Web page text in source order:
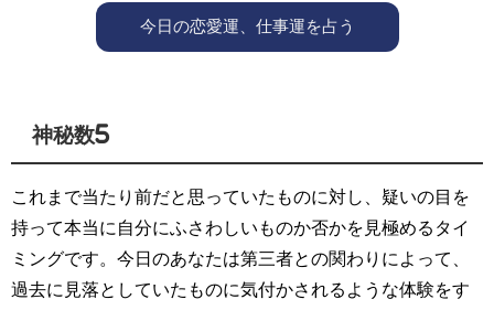
今日の恋愛運、仕事運を占う
神秘数5
これまで当たり前だと思っていたものに対し、疑いの目を
持って本当に自分にふさわしいものか否かを見極めるタイ
ミングです。今日のあなたは第三者との関わりによって、
過去に見落としていたものに気付かされるような体験をす